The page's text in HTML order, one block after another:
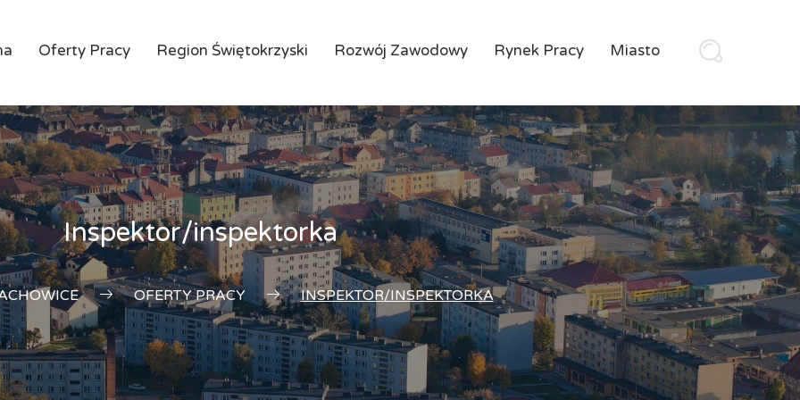
Oferty Pracy Region Świętokrzyski Rozwój Zawodowy Rynek Pracy Miasto
Inspektor/inspektorka
OFERTY PRACY INSPEKTOR/INSPEKTORKA